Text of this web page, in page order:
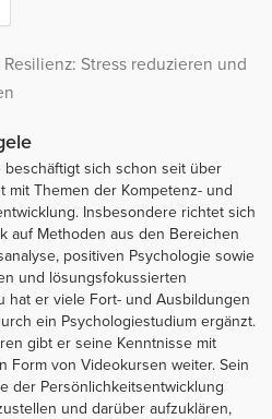
Resilienz: Stress reduzieren und
beschäftigt sich schon seit über
mit Themen der Kompetenz- und
Insbesondere richtet sich
auf Methoden aus den Bereichen
positiven Psychologie sowie
und lösungsfokussierten
hat er viele Fort- und Ausbildungen
ein Psychologiestudium ergänzt.
gibt er seine Kenntnisse mit
Form von Videokursen weiter. Sein
der Persönlichkeitsentwicklung
und darüber aufzuklären,